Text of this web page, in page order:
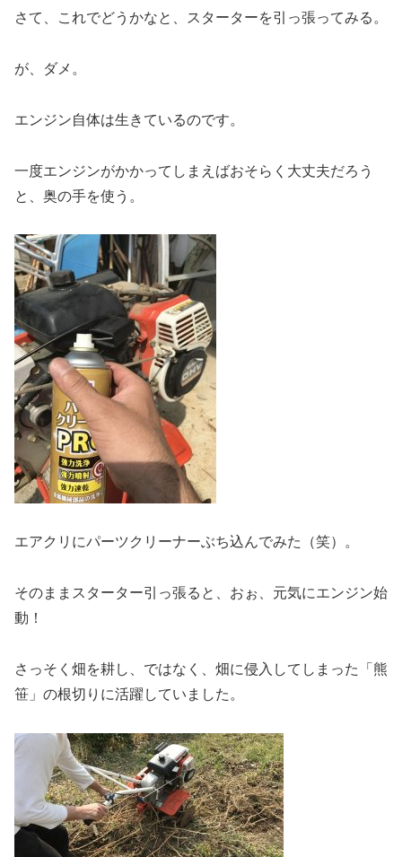
さて、これでどうかなと、スターターを引っ張ってみる。
が、ダメ。
エンジン自体は生きているのです。
一度エンジンがかかってしまえばおそらく大丈夫だろう
と、奥の手を使う。
エアクリにパーツクリーナーぶち込んでみた（笑）。
そのままスターター引っ張ると、おぉ、元気にエンジン始
動！
さっそく畑を耕し、ではなく、畑に侵入してしまった「熊
笹」の根切りに活躍していました。